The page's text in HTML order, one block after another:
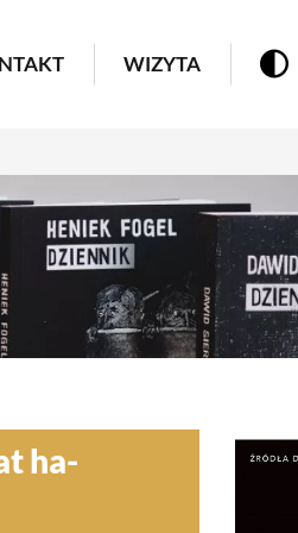
WIZYTA
ha-